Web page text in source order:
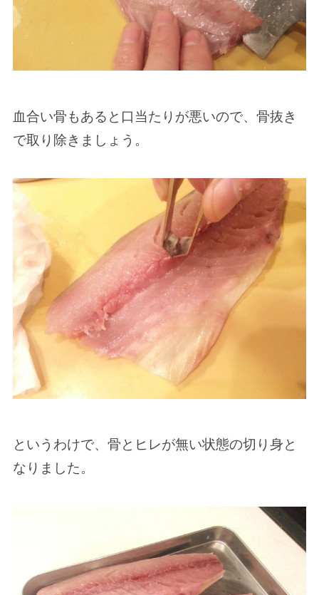
血合い骨もあると口当たりが悪いので、骨抜き
で取り除きましょう。
というわけで、骨とヒレが無い状態の切り身と
なりました。